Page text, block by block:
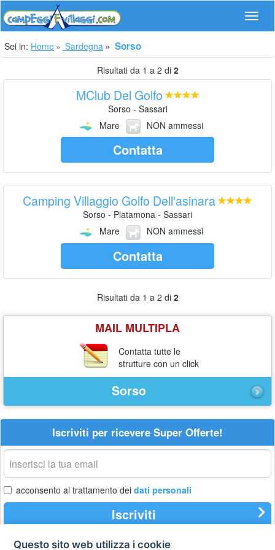
Sei in: Home Sardegna Sorso
Risultati da 1 a 2 di 2
MClub Del Golfo
Sorso - Sassari
Mare
NON ammessi
Contatta
Camping Villaggio Golfo Dell'asinara
Sorso - Platamona - Sassari
Mare
NON ammessi
Contatta
Risultati da 1 a 2 di 2
MAIL MULTIPLA
Contatta tutte le
strutture con un click
Sorso
Iscriviti per ricevere Super Offerte!
La
tua
email
acconsento al trattamento dei dati personali
Iscriviti
Questo sito web utilizza i cookie